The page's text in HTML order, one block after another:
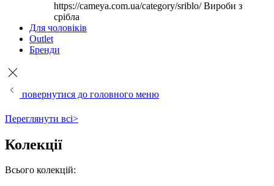
https://cameya.com.ua/category/sriblo/Вироби з
срібла
Для чоловіків
Outlet
Бренди
повернутися до головного меню
Переглянути всі>
Колекції
Всього колекцій: